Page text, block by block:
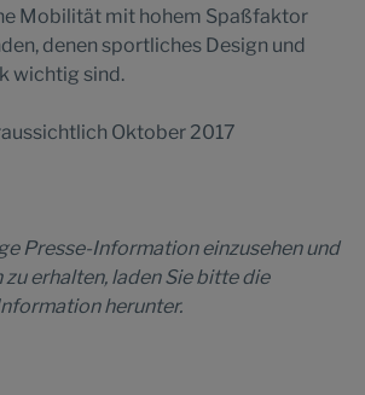
Mobilität mit hohem Spaßfaktor
denen sportliches Design und
wichtig sind.
Oktober 2017
Presse-Information einzusehen und
erhalten, laden Sie bitte die
herunter.